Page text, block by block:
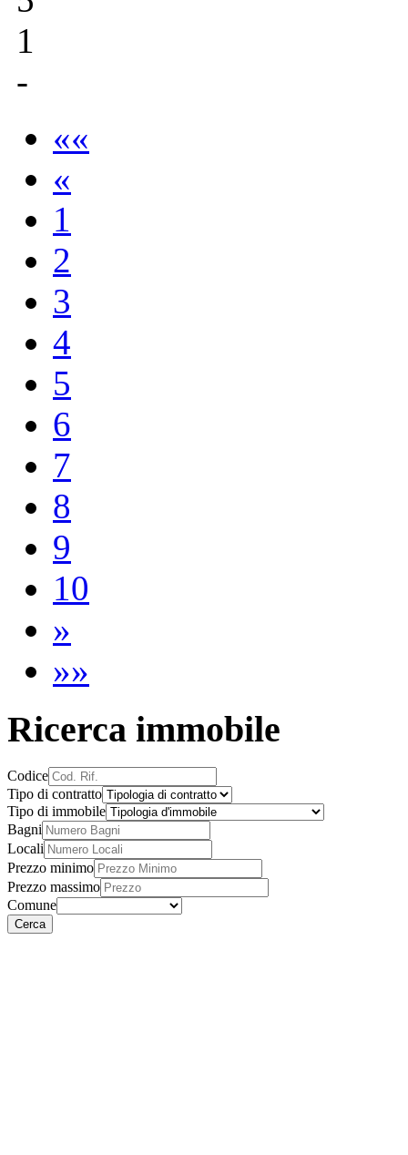
1
-
««
«
1
2
3
4
5
6
7
8
9
10
»
»»
Ricerca immobile
Codice
Tipo di contratto
Tipo di immobile
Bagni
Locali
Prezzo minimo
Prezzo massimo
Comune